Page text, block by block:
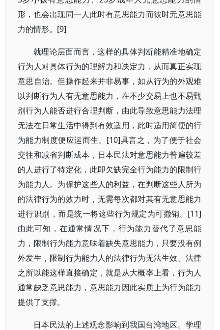
形，也会出现同一人此时有意思能力而彼时无意思能
力的情形。[9]
就理论层面而言，这样的具体判断能精准地确定
行为人对具体行为的理解力和决定力，从而真正实现
意思自治。但操作起来并非易事，如从行为的外观难
以判断行为人有无意思能力，在不少交易上也不易甄
别行为人能否进行合理判断，由此导致意思能力法理
无法在日常生活中得到有效适用，此时适用简便的行
为能力制度便应运而生。[10]具言之，为了便于社会
交往和减省判断成本，日本民法对意思能力普遍较差
的人进行了特定化，此即欠缺完全行为能力的限制行
为能力人。为保护这些人的利益，在判断这些人所为
的法律行为的效力时，无需每次都对其有无意思能力
进行识别，而是统一将这些行为规定为可撤销。[11]
由此可知，在通常情况下，行为能力替代了意思能
力，限制行为能力意味着缺失意思能力，只要没有例
外发生，限制行为能力人的法律行为无法生效。法律
之所以能这样直接确定，就是从大概率上看，行为人
通常缺乏意思能力，意思能力因此实质上为行为能力
提供了支撑。
日本民法的上述观念影响到我国台湾地区。学理